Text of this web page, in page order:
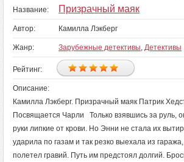
Название: Призрачный маяк
Автор: Камилла Лэкберг
Жанр: Зарубежные детективы, Детективы
Рейтинг:
Описание:
Камилла Лэкберг. Призрачный маяк Патрик
Посвящается Чарли Только взявшись за руль,
руки липкие от крови. Но Энни не стала их
ударила по газам и так резко выехала из
полетел гравий. Путь им предстоял долгий.